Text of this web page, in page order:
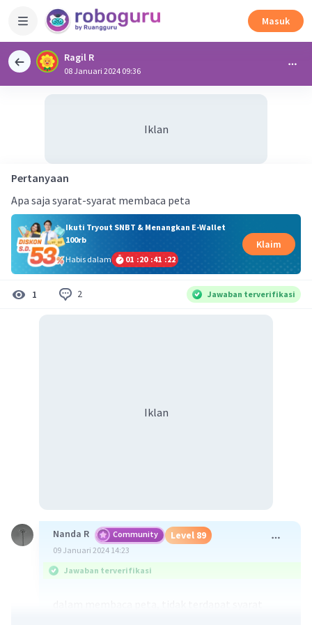
Masuk
Ragil R
08 Januari 2024 09:36
Iklan
Pertanyaan
Apa saja syarat-syarat membaca peta
Ikuti Tryout SNBT & Menangkan E-Wallet
100rb
Habis dalam
01 :20 :41 :22
Klaim
1 2 Jawaban terverifikasi
Iklan
Nanda R Community Level 89
09 Januari 2024 14:23
Jawaban terverifikasi